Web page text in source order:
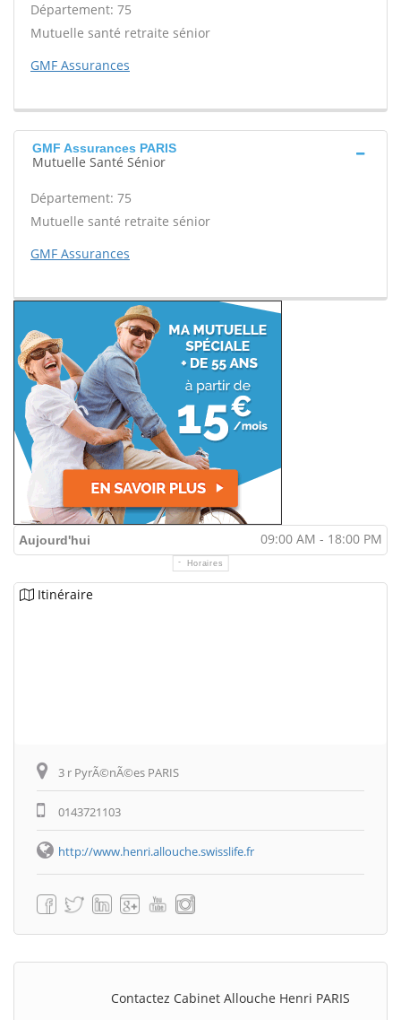
Département: 75
Mutuelle santé retraite sénior
GMF Assurances
GMF Assurances PARIS
Mutuelle Santé Sénior
Département: 75
Mutuelle santé retraite sénior
GMF Assurances
Aujourd'hui 09:00 AM - 18:00 PM
Horaires
Itinéraire
3 r PyrÃ©nÃ©es PARIS
0143721103
http://www.henri.allouche.swisslife.fr
Contactez Cabinet Allouche Henri PARIS